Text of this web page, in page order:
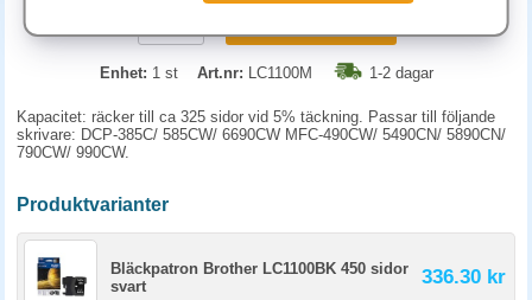
Enhet: 1 st Art.nr: LC1100M 1-2 dagar
Kapacitet: räcker till ca 325 sidor vid 5% täckning. Passar till följande
skrivare: DCP-385C/ 585CW/ 6690CW MFC-490CW/ 5490CN/ 5890CN/
790CW/ 990CW.
Produktvarianter
Bläckpatron Brother LC1100BK 450 sidor
svart
336.30 kr